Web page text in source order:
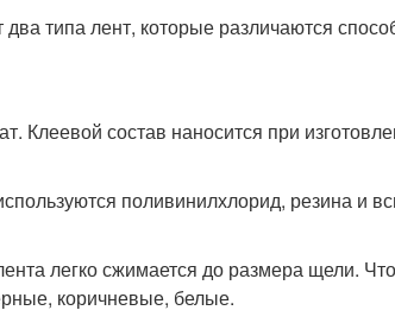
типа лент, которые различаются
Клеевой состав наносится при
поливинилхлорид, резина и
легко сжимается до размера щели.
коричневые, белые.